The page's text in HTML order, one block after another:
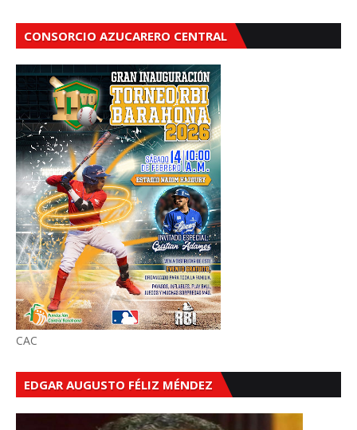
CONSORCIO AZUCARERO CENTRAL
CAC
EDGAR AUGUSTO FÉLIZ MÉNDEZ